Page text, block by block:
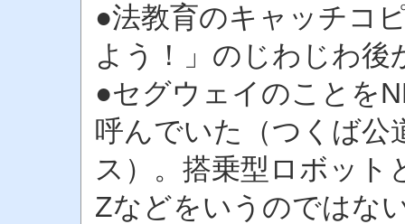
●法教育のキャッチコ
よう！」のじわじわ後
●セグウェイのことを
呼んでいた（つくば公
ス）。搭乗型ロボッ
Zなどをいうのではな